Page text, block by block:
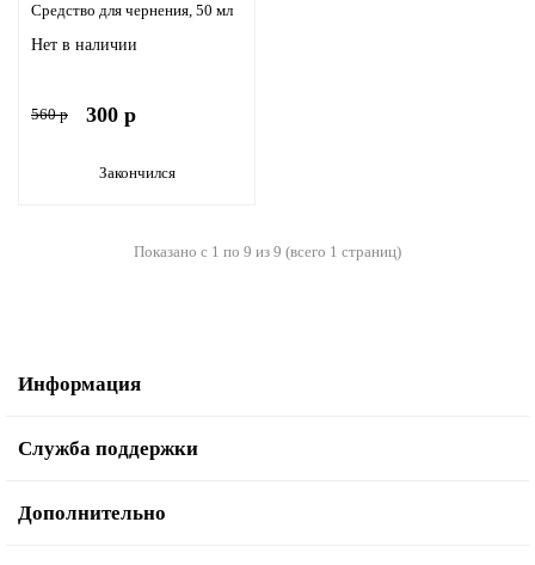
Средство для чернения, 50 мл
Нет в наличии
560 р 300 р
Закончился
Показано с 1 по 9 из 9 (всего 1 страниц)
Информация
Служба поддержки
Дополнительно